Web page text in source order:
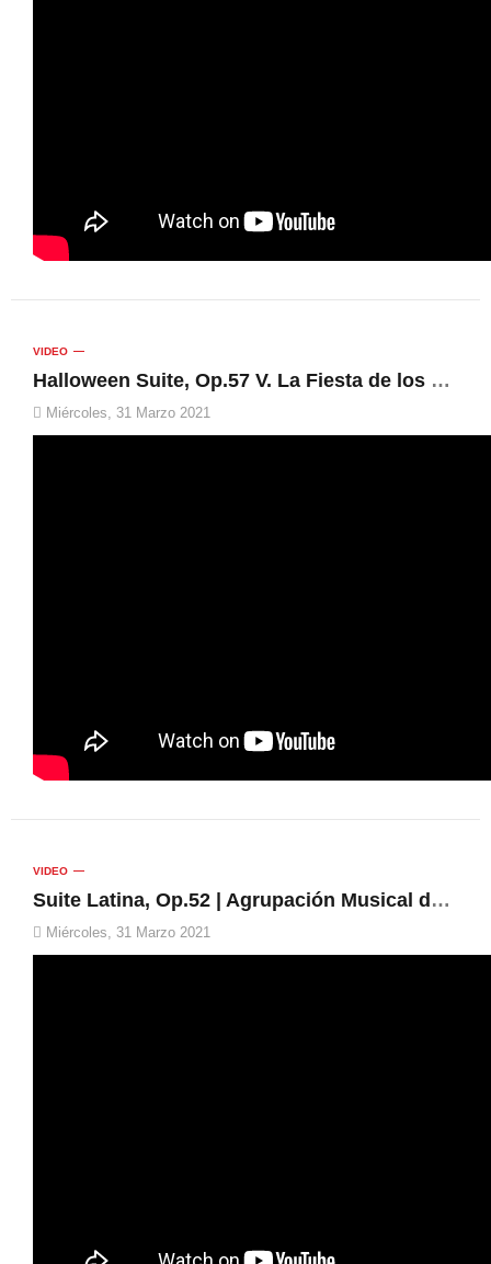
VIDEO
Halloween Suite, Op.57 V. La Fiesta de los Zombies | Unió Musical de Muro, Rafa García Vidal
Miércoles, 31 Marzo 2021
VIDEO
Suite Latina, Op.52 | Agrupación Musical de Caravaca de la Cruz, Víctor Rodrigo
Miércoles, 31 Marzo 2021